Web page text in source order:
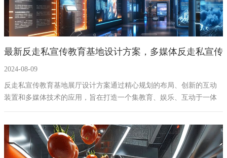
最新反走私宣传教育基地设计方案，多媒体反走私宣传
教育基地建设施工设计公司
2024-08-09
反走私宣传教育基地展厅设计方案通过精心规划的布局、创新的互动
装置和多媒体技术的应用，旨在打造一个集教育、娱乐、互动于一体
的反走私宣传教育基地。通过该基地的建设，不仅能够加强公众对反
价值和教育意义。